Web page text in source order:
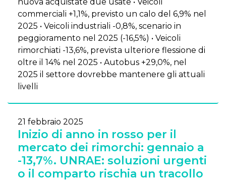
commerciali +1,1%, previsto un calo del 6,9% nel
2025 • Veicoli industriali -0,8%, scenario in
peggioramento nel 2025 (-16,5%) • Veicoli
rimorchiati -13,6%, prevista ulteriore flessione di
oltre il 14% nel 2025 • Autobus +29,0%, nel
2025 il settore dovrebbe mantenere gli attuali
livelli
21 febbraio 2025
Inizio di anno in rosso per il
mercato dei rimorchi: gennaio a
-13,7%. UNRAE: soluzioni urgenti
o il comparto rischia un tracollo